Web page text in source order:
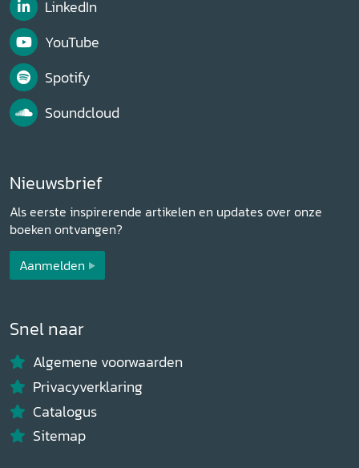
LinkedIn
YouTube
Spotify
Soundcloud
Nieuwsbrief
Als eerste inspirerende artikelen en updates over onze
boeken ontvangen?
Aanmelden
Snel naar
Algemene voorwaarden
Privacyverklaring
Catalogus
Sitemap